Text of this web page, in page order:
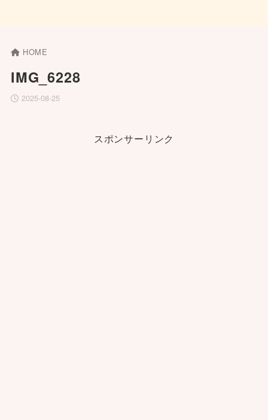
HOME
IMG_6228
2025-08-25
スポンサーリンク